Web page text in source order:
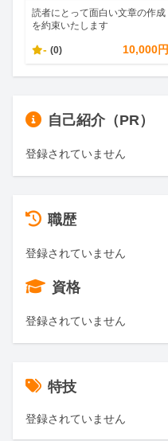
読者にとって面白い文章の作成
を約束いたします
- (0) 10,000円
自己紹介（PR）
登録されていません
職歴
登録されていません
資格
登録されていません
特技
登録されていません